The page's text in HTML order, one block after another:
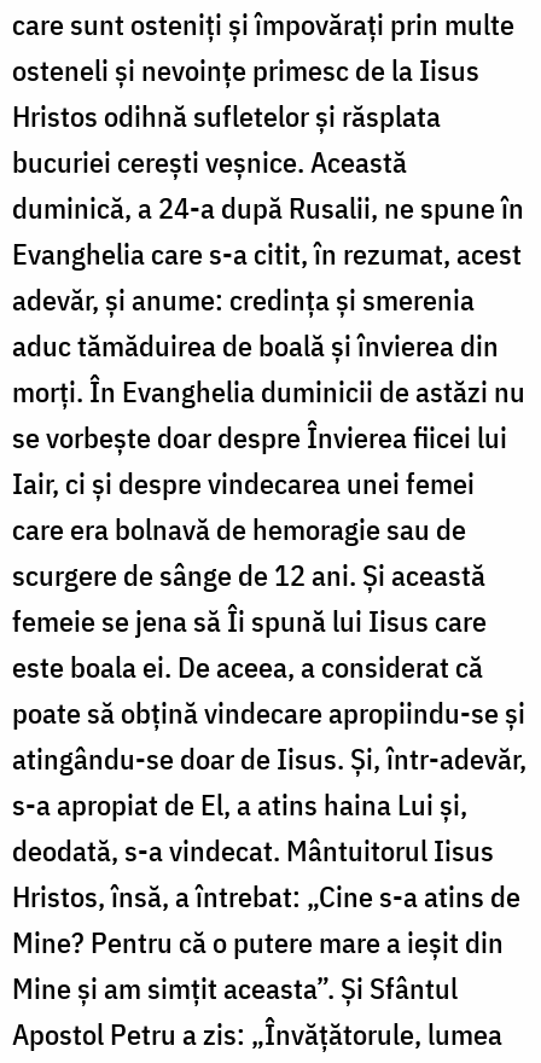
care sunt osteniți și împovărați prin multe
osteneli și nevoințe primesc de la Iisus
Hristos odihnă sufletelor și răsplata
bucuriei cerești veșnice. Această
duminică, a 24-a după Rusalii, ne spune în
Evanghelia care s-a citit, în rezumat, acest
adevăr, și anume: credința și smerenia
aduc tămăduirea de boală și învierea din
morți. În Evanghelia duminicii de astăzi nu
se vorbește doar despre Învierea fiicei lui
Iair, ci și despre vindecarea unei femei
care era bolnavă de hemoragie sau de
scurgere de sânge de 12 ani. Și această
femeie se jena să Îi spună lui Iisus care
este boala ei. De aceea, a considerat că
poate să obțină vindecare apropiindu-se și
atingându-se doar de Iisus. Și, într-adevăr,
s-a apropiat de El, a atins haina Lui și,
deodată, s-a vindecat. Mântuitorul Iisus
Hristos, însă, a întrebat: „Cine s-a atins de
Mine? Pentru că o putere mare a ieșit din
Mine și am simțit aceasta”. Și Sfântul
Apostol Petru a zis: „Învățătorule, lumea